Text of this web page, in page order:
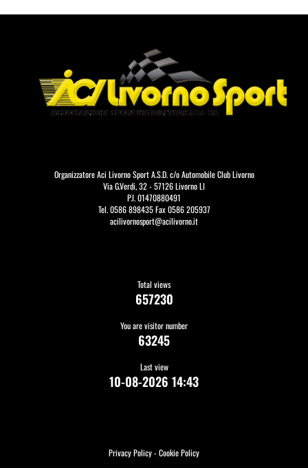
Organizzatore Aci Livorno Sport A.S.D. c/o Automobile Club Livorno
Via G.Verdi, 32 - 57126 Livorno LI
P.I. 01470880491
Tel. 0586 898435 Fax 0586 205937
acilivornosport@acilivorno.it
Total views
657230
You are visitor number
63245
Last view
10-08-2026 14:43
Privacy Policy-Cookie Policy